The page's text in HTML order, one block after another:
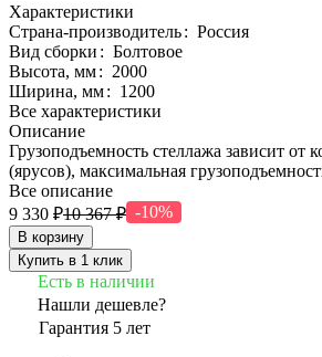
Характеристики
Страна-производитель: Россия
Вид сборки : Болтовое
Высота, мм: 2000
Ширина, мм: 1200
Все характеристики
Описание
Грузоподъемность стеллажа зависит от
(ярусов), максимальная
Все описание
9 330 ₽10 367 ₽ -10%
В корзину
Купить в 1 клик
Есть в наличии
Нашли дешевле?
Гарантия 5 лет